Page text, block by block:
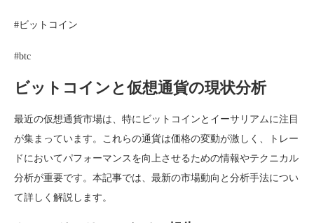
#ビットコイン
#btc
ビットコインと仮想通貨の現状分析
最近の仮想通貨市場は、特にビットコインとイーサリアムに注目
が集まっています。これらの通貨は価格の変動が激しく、トレー
ドにおいてパフォーマンスを向上させるための情報やテクニカル
分析が重要です。本記事では、最新の市場動向と分析手法につい
て詳しく解説します。